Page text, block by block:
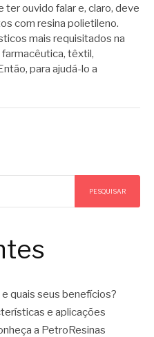
ter ouvido falar e, claro, deve
com resina polietileno.
mais requisitados na
têxtil,
para ajudá-lo a
PESQUISAR
quais seus benefícios?
e aplicações
a PetroResinas